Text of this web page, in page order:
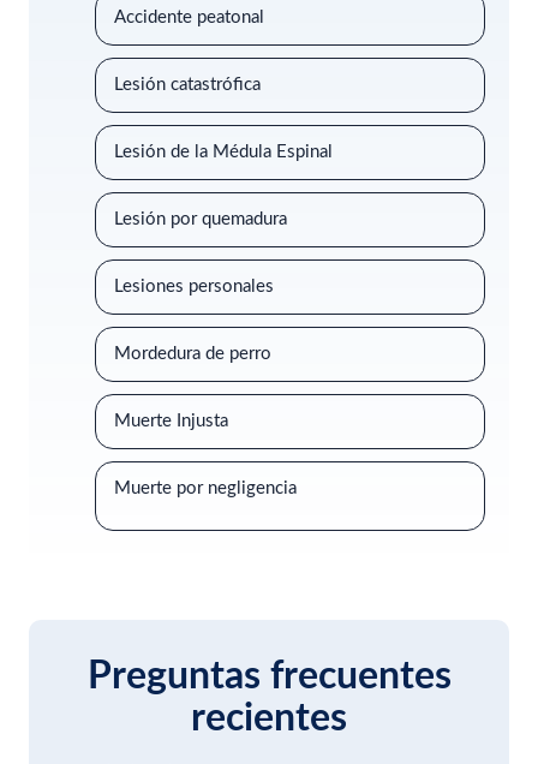
Accidente peatonal
Lesión catastrófica
Lesión de la Médula Espinal
Lesión por quemadura
Lesiones personales
Mordedura de perro
Muerte Injusta
Muerte por negligencia
Preguntas frecuentes
recientes